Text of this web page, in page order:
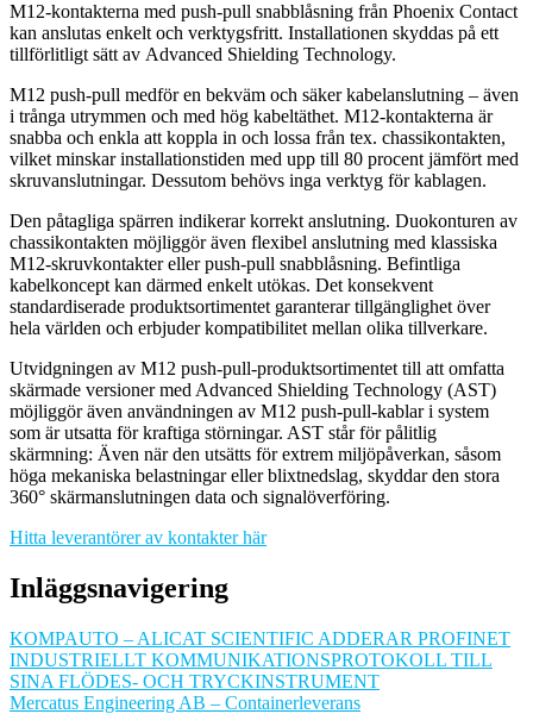
M12-kontakterna med push-pull snabblåsning från Phoenix Contact
kan anslutas enkelt och verktygsfritt. Installationen skyddas på ett
tillförlitligt sätt av Advanced Shielding Technology.
M12 push-pull medför en bekväm och säker kabelanslutning – även
i trånga utrymmen och med hög kabeltäthet. M12-kontakterna är
snabba och enkla att koppla in och lossa från tex. chassikontakten,
vilket minskar installationstiden med upp till 80 procent jämfört med
skruvanslutningar. Dessutom behövs inga verktyg för kablagen.
Den påtagliga spärren indikerar korrekt anslutning. Duokonturen av
chassikontakten möjliggör även flexibel anslutning med klassiska
M12-skruvkontakter eller push-pull snabblåsning. Befintliga
kabelkoncept kan därmed enkelt utökas. Det konsekvent
standardiserade produktsortimentet garanterar tillgänglighet över
hela världen och erbjuder kompatibilitet mellan olika tillverkare.
Utvidgningen av M12 push-pull-produktsortimentet till att omfatta
skärmade versioner med Advanced Shielding Technology (AST)
möjliggör även användningen av M12 push-pull-kablar i system
som är utsatta för kraftiga störningar. AST står för pålitlig
skärmning: Även när den utsätts för extrem miljöpåverkan, såsom
höga mekaniska belastningar eller blixtnedslag, skyddar den stora
360° skärmanslutningen data och signalöverföring.
Hitta leverantörer av kontakter här
Inläggsnavigering
KOMPAUTO – ALICAT SCIENTIFIC ADDERAR PROFINET
INDUSTRIELLT KOMMUNIKATIONSPROTOKOLL TILL
SINA FLÖDES- OCH TRYCKINSTRUMENT
Mercatus Engineering AB – Containerleverans